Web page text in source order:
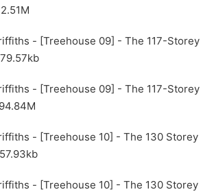
- [Treehouse 09] - The 117-Storey
- [Treehouse 09] - The 117-Storey
- [Treehouse 10] - The 130 Storey
- [Treehouse 10] - The 130 Storey